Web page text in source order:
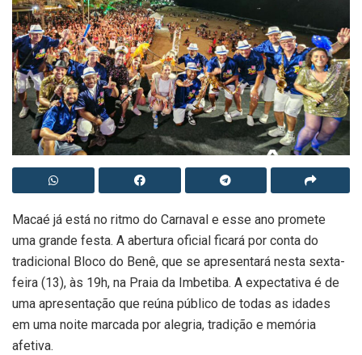
Macaé já está no ritmo do Carnaval e esse ano promete
uma grande festa. A abertura oficial ficará por conta do
tradicional Bloco do Benê, que se apresentará nesta sexta-
feira (13), às 19h, na Praia da Imbetiba. A expectativa é de
uma apresentação que reúna público de todas as idades
em uma noite marcada por alegria, tradição e memória
afetiva.